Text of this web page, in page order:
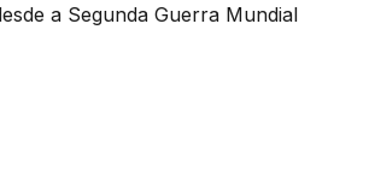
a Segunda Guerra Mundial